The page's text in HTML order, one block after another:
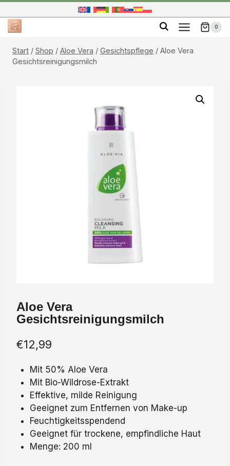
Inhalt
springen
0
Start / Shop / Aloe Vera / Gesichtspflege / Aloe Vera
Gesichtsreinigungsmilch
Aloe Vera
Gesichtsreinigungsmilch
€12,99
Mit 50% Aloe Vera
Mit Bio-Wildrose-Extrakt
Effektive, milde Reinigung
Geeignet zum Entfernen von Make-up
Feuchtigkeitsspendend
Geeignet für trockene, empfindliche Haut
Menge: 200 ml